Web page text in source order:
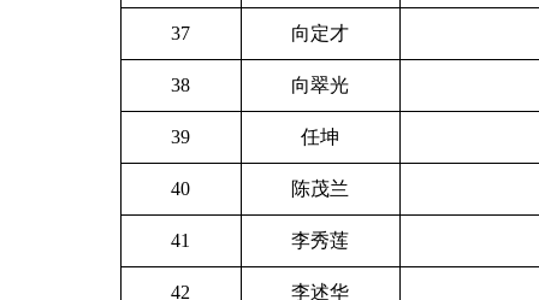
37 向定才
38 向翠光
39 任坤
40 陈茂兰
41 李秀莲
42 李述华